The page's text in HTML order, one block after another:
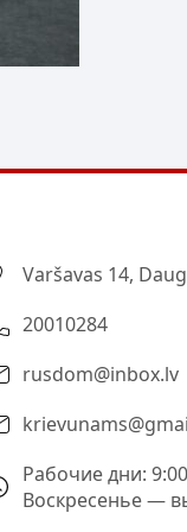
Varšavas 14,
20010284
rusdom@inbox.lv
Рабочие дни:
Воскресенье —